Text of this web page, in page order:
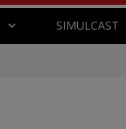
SIMULCAST